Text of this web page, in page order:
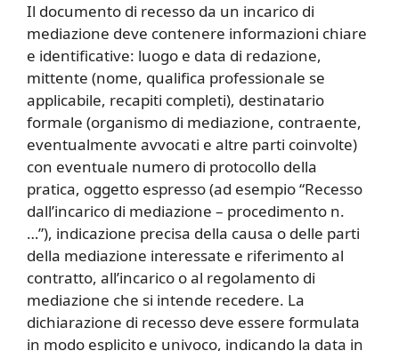
Il documento di recesso da un incarico di
mediazione deve contenere informazioni chiare
e identificative: luogo e data di redazione,
mittente (nome, qualifica professionale se
applicabile, recapiti completi), destinatario
formale (organismo di mediazione, contraente,
eventualmente avvocati e altre parti coinvolte)
con eventuale numero di protocollo della
pratica, oggetto espresso (ad esempio “Recesso
dall’incarico di mediazione – procedimento n.
…”), indicazione precisa della causa o delle parti
della mediazione interessate e riferimento al
contratto, all’incarico o al regolamento di
mediazione che si intende recedere. La
dichiarazione di recesso deve essere formulata
in modo esplicito e univoco, indicando la data in